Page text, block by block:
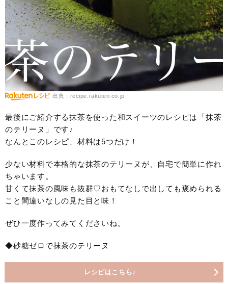
出典：recipe.rakuten.co.jp
最後にご紹介する抹茶を使った和スイーツのレシピは「抹茶
のテリーヌ」です♪
なんとこのレシピ、材料は5つだけ！
少ない材料で本格的な抹茶のテリーヌが、自宅で簡単に作れ
ちゃいます。
甘くて抹茶の風味も抜群♡おもてなしで出しても褒められる
こと間違いなしの見た目と味！
ぜひ一度作ってみてくださいね。
◆砂糖ゼロで抹茶のテリーヌ
レシピはこちら♪